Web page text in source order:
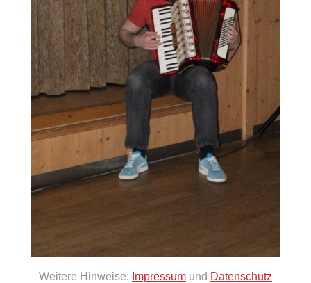
Weitere Hinweise: Impressum und Datenschutz